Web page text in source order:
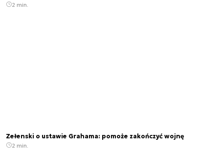
2 min.
Zełenski o ustawie Grahama: pomoże zakończyć wojnę
2 min.